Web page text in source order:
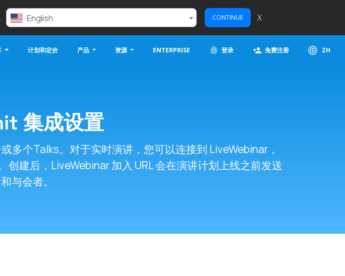
English CONTINUE X
计划和定价 产品 资源 ENTERPRISE 登录 免费注册 ZH
集成设置
多个Talks。对于实时演讲，您可以连接到 LiveWebinar，
建后，LiveWebinar 加入 URL 会在演讲计划上线之前发送
与会者。